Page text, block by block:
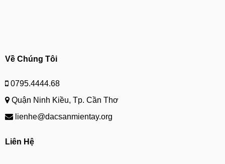
Về Chúng Tôi
0795.4444.68
Quận Ninh Kiều, Tp. Cần Thơ
lienhe@dacsanmientay.org
Liên Hệ